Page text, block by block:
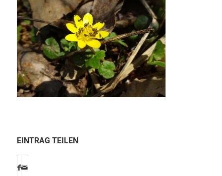
EINTRAG TEILEN